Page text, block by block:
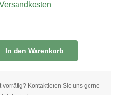
Versandkosten
In den Warenkorb
vorrätig? Kontaktieren Sie uns gerne